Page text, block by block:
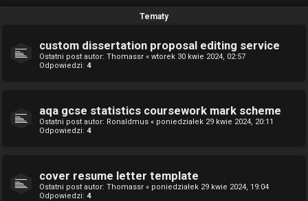
Tematy
custom dissertation proposal editing service
Ostatni post autor: Thomassr « wtorek 30 kwie 2024, 02:57
Odpowiedzi: 4
aqa gcse statistics coursework mark scheme
Ostatni post autor: Ronaldmus « poniedziałek 29 kwie 2024, 20:11
Odpowiedzi: 4
cover resume letter template
Ostatni post autor: Thomassr « poniedziałek 29 kwie 2024, 19:04
Odpowiedzi: 4